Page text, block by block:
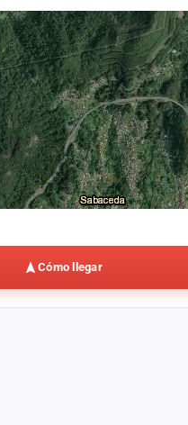
Cómo llegar